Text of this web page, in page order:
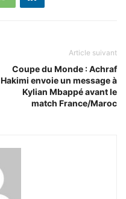
Article suivant
Coupe du Monde : Achraf
Hakimi envoie un message à
Kylian Mbappé avant le
match France/Maroc